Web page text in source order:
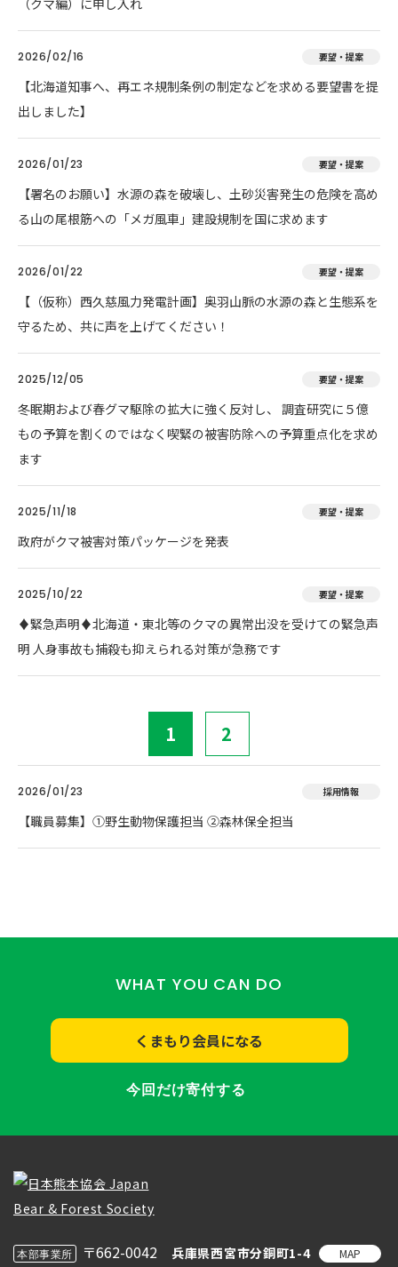
2026/02/16 要望・提案
【北海道知事へ、再エネ規制条例の制定などを求める要望書を提
出しました】
2026/01/23 要望・提案
【署名のお願い】水源の森を破壊し、土砂災害発生の危険を高め
る山の尾根筋への「メガ風車」建設規制を国に求めます
2026/01/22 要望・提案
【（仮称）西久慈風力発電計画】奥羽山脈の水源の森と生態系を
守るため、共に声を上げてください！
2025/12/05 要望・提案
冬眠期および春グマ駆除の拡大に強く反対し、 調査研究に５億
もの予算を割くのではなく喫緊の被害防除への予算重点化を求め
ます
2025/11/18 要望・提案
政府がクマ被害対策パッケージを発表
2025/10/22 要望・提案
♦️緊急声明♦️北海道・東北等のクマの異常出没を受けての緊急声
明 人身事故も捕殺も抑えられる対策が急務です
1 2
2026/01/23 採用情報
【職員募集】①野生動物保護担当 ②森林保全担当
WHAT YOU CAN DO
くまもり会員になる
今回だけ寄付する
本部事業所 〒662-0042 兵庫県西宮市分銅町1-4 MAP